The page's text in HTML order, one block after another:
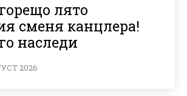
лято
сменя канцлера!
наследи
2026